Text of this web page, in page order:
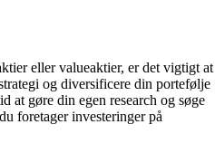
eller valueaktier, er det vigtigt at
og diversificere din portefølje
at gøre din egen research og søge
foretager investeringer på